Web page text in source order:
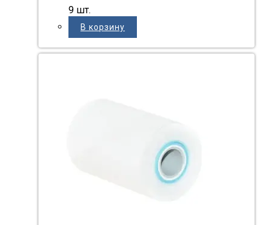
9 шт.
В корзину